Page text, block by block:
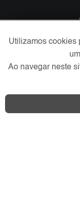
Utilizamos cookies
Ao navegar neste